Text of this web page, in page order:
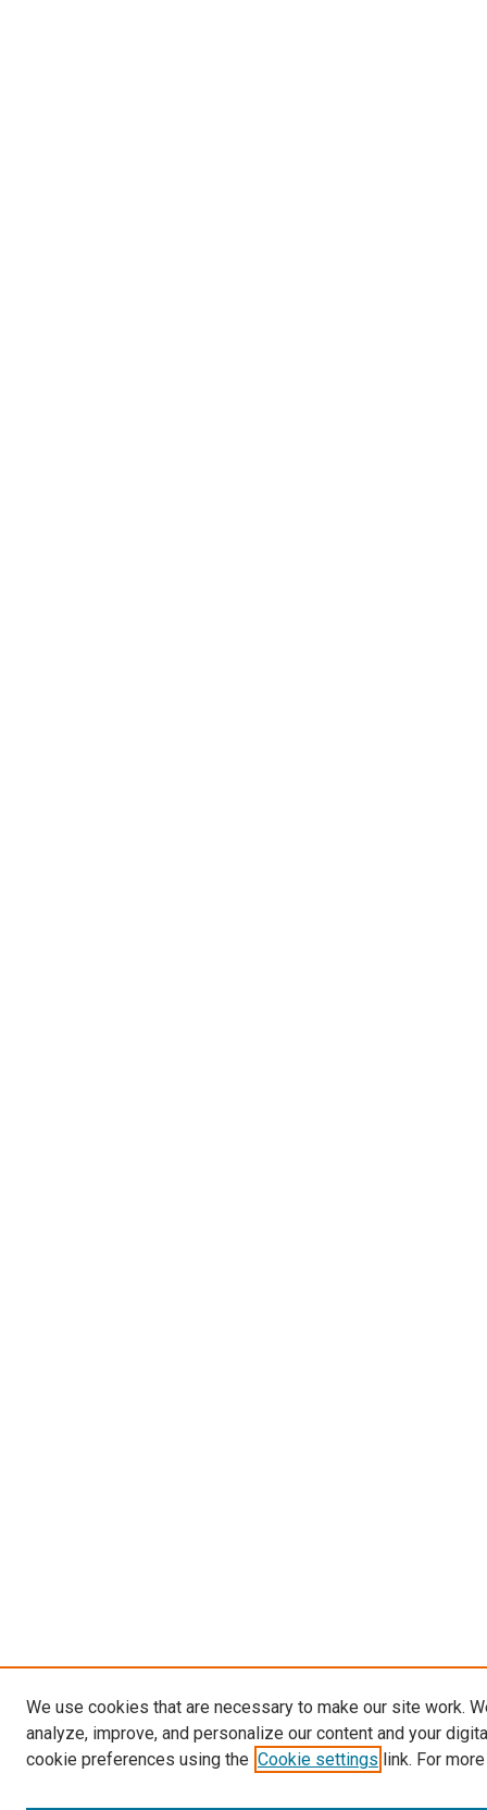
We use cookies that are necessary to make our site work.
analyze, improve, and personalize our content and your
cookie preferences using the Cookie settings link. For